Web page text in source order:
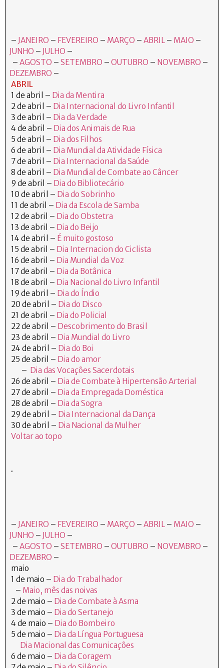
– JANEIRO – FEVEREIRO – MARÇO – ABRIL– MAIO –
JUNHO – JULHO –
– AGOSTO – SETEMBRO – OUTUBRO – NOVEMBRO –
DEZEMBRO –
ABRIL
1 de abril – Dia da Mentira
2 de abril – Dia Internacional do Livro Infantil
3 de abril – Dia da Verdade
4 de abril – Dia dos Animais de Rua
5 de abril – Dia dos Filhos
6 de abril – Dia Mundial da Atividade Física
7 de abril – Dia Internacional da Saúde
8 de abril – Dia Mundial de Combate ao Câncer
9 de abril – Dia do Bibliotecário
10 de abril – Dia do Sobrinho
11 de abril – Dia da Escola de Samba
12 de abril – Dia do Obstetra
13 de abril – Dia do Beijo
14 de abril – É muito gostoso
15 de abril – Dia Internacion do Ciclista
16 de abril – Dia Mundial da Voz
17 de abril – Dia da Botânica
18 de abril – Dia Nacional do Livro Infantil
19 de abril – Dia do Índio
20 de abril – Dia do Disco
21 de abril – Dia do Policial
22 de abril – Descobrimento do Brasil
23 de abril – Dia Mundial do Livro
24 de abril – Dia do Boi
25 de abril – Dia do amor
– Dia das Vocações Sacerdotais
26 de abril – Dia de Combate à Hipertensão Arterial
27 de abril – Dia da Empregada Doméstica
28 de abril – Dia da Sogra
29 de abril – Dia Internacional da Dança
30 de abril – Dia Nacional da Mulher
Voltar ao topo
.
– JANEIRO – FEVEREIRO – MARÇO – ABRIL– MAIO –
JUNHO – JULHO –
– AGOSTO – SETEMBRO – OUTUBRO – NOVEMBRO –
DEZEMBRO –
maio
1 de maio – Dia do Trabalhador
– Maio, mês das noivas
2 de maio – Dia de Combate à Asma
3 de maio – Dia do Sertanejo
4 de maio – Dia do Bombeiro
5 de maio – Dia da Língua Portuguesa
Dia Macional das Comunicações
6 de maio – Dia da Coragem